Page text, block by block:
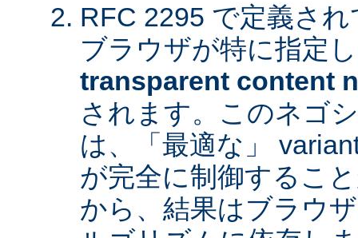
RFC 2295 で定義さ
ブラウザが特に指定
transparent content
されます。このネゴ
は、「最適な」
が完全に制御するこ
から、結果はブラウ